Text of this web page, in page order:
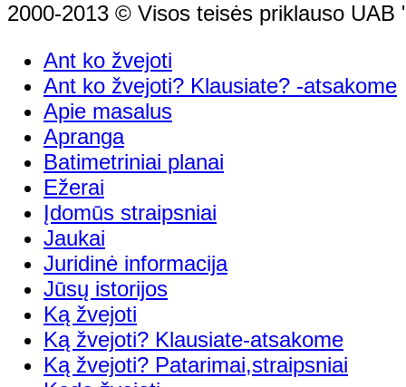
2000-2013 © Visos teisės priklauso UAB
Ant ko žvejoti
Ant ko žvejoti? Klausiate? -atsakome
Apie masalus
Apranga
Batimetriniai planai
Ežerai
Įdomūs straipsniai
Jaukai
Juridinė informacija
Jūsų istorijos
Ką žvejoti
Ką žvejoti? Klausiate-atsakome
Ką žvejoti? Patarimai,straipsniai